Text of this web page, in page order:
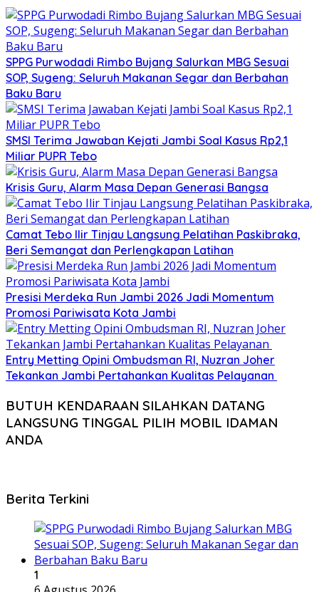
SPPG Purwodadi Rimbo Bujang Salurkan MBG Sesuai
SOP, Sugeng: Seluruh Makanan Segar dan Berbahan
Baku Baru
SMSI Terima Jawaban Kejati Jambi Soal Kasus Rp2,1
Miliar PUPR Tebo
Krisis Guru, Alarm Masa Depan Generasi Bangsa
Camat Tebo Ilir Tinjau Langsung Pelatihan Paskibraka,
Beri Semangat dan Perlengkapan Latihan
Presisi Merdeka Run Jambi 2026 Jadi Momentum
Promosi Pariwisata Kota Jambi
Entry Metting Opini Ombudsman RI, Nuzran Joher
Tekankan Jambi Pertahankan Kualitas Pelayanan
BUTUH KENDARAAN SILAHKAN DATANG
LANGSUNG TINGGAL PILIH MOBIL IDAMAN
ANDA
Berita Terkini
1